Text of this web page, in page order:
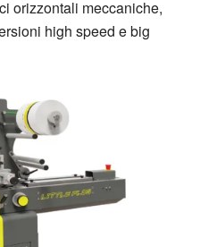
orizzontali meccaniche,
high speed e big